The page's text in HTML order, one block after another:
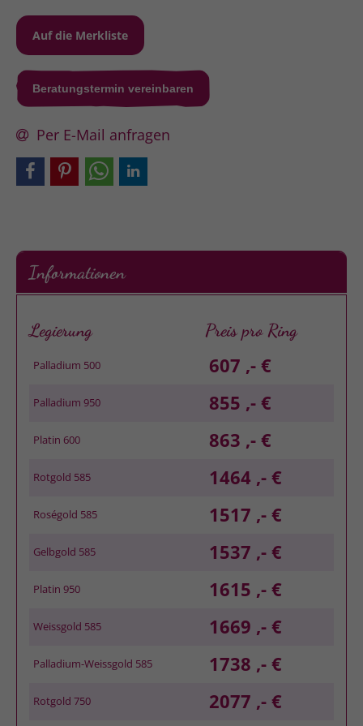
Beratungstermin vereinbaren
Per E-Mail anfragen
Informationen
Legierung Preis pro Ring
Palladium 500 607 ,- €
Palladium 950 855 ,- €
Platin 600 863 ,- €
Rotgold 585 1464 ,- €
Roségold 585 1517 ,- €
Gelbgold 585 1537 ,- €
Platin 950 1615 ,- €
Weissgold 585 1669 ,- €
Palladium-Weissgold 585 1738 ,- €
Rotgold 750 2077 ,- €